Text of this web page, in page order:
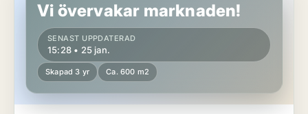
Vi övervakar marknaden!
SENAST UPPDATERAD
15:28 • 25 jan.
Skapad 3 yr Ca. 600 m2